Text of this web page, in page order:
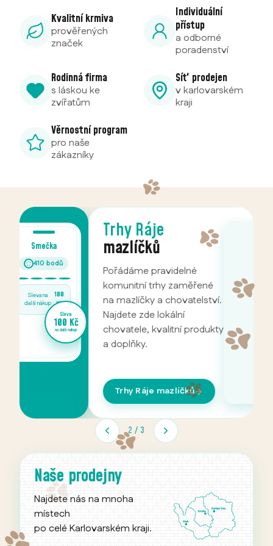
Kvalitní krmiva
prověřených
značek
Individuální
přístup
a odborné
poradenství
Rodinná firma
s láskou ke
zvířatům
Síť prodejen
v karlovarském
kraji
Věrnostní program
pro naše
zákazníky
Trhy Ráje
mazlíčků
Pořádáme pravidelné
komunitní trhy zaměřené
na mazlíčky a chovatelství.
Najdete zde lokální
chovatele, kvalitní produkty
a doplňky.
Trhy Ráje mazlíčků
2 / 3
Naše prodejny
Najdete nás na mnoha
místech
po celé Karlovarském kraji.